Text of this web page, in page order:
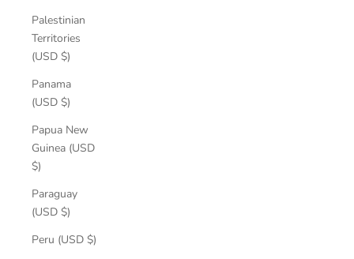
Palestinian
Territories
(USD $)
Panama
(USD $)
Papua New
Guinea (USD
$)
Paraguay
(USD $)
Peru (USD $)